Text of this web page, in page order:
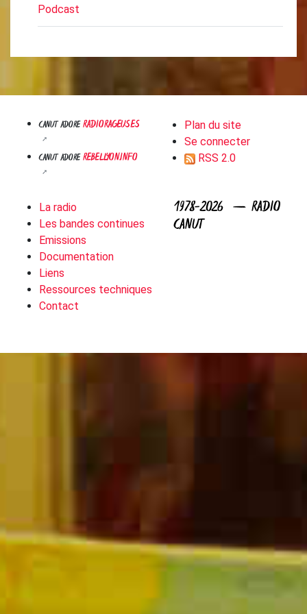
Podcast
CANUT ADORERADIORAGEUSES
CANUT ADOREREBELLYON.INFO
Plan du site
Se connecter
RSS 2.0
La radio
Les bandes continues
Emissions
Documentation
Liens
Ressources techniques
Contact
1978-2026 — RADIO
CANUT